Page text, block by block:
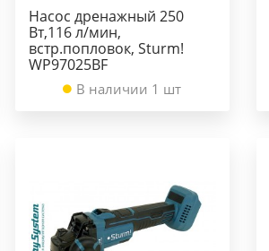
Насос дренажный 250
Вт,116 л/мин,
встр.попловок, Sturm!
WP97025BF
В наличии 1 шт